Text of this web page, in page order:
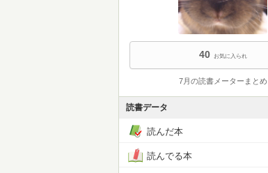
40 お気に入られ
7月の読書メーターまとめ
読書データ
読んだ本
読んでる本